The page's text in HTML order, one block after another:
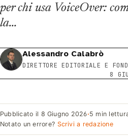
per chi usa VoiceOver:
la…
Alessandro Calabrò
DIRETTORE EDITORIALE E
8
Pubblicato il 8 Giugno 2026·5 min
Notato un errore? Scrivi a redazione